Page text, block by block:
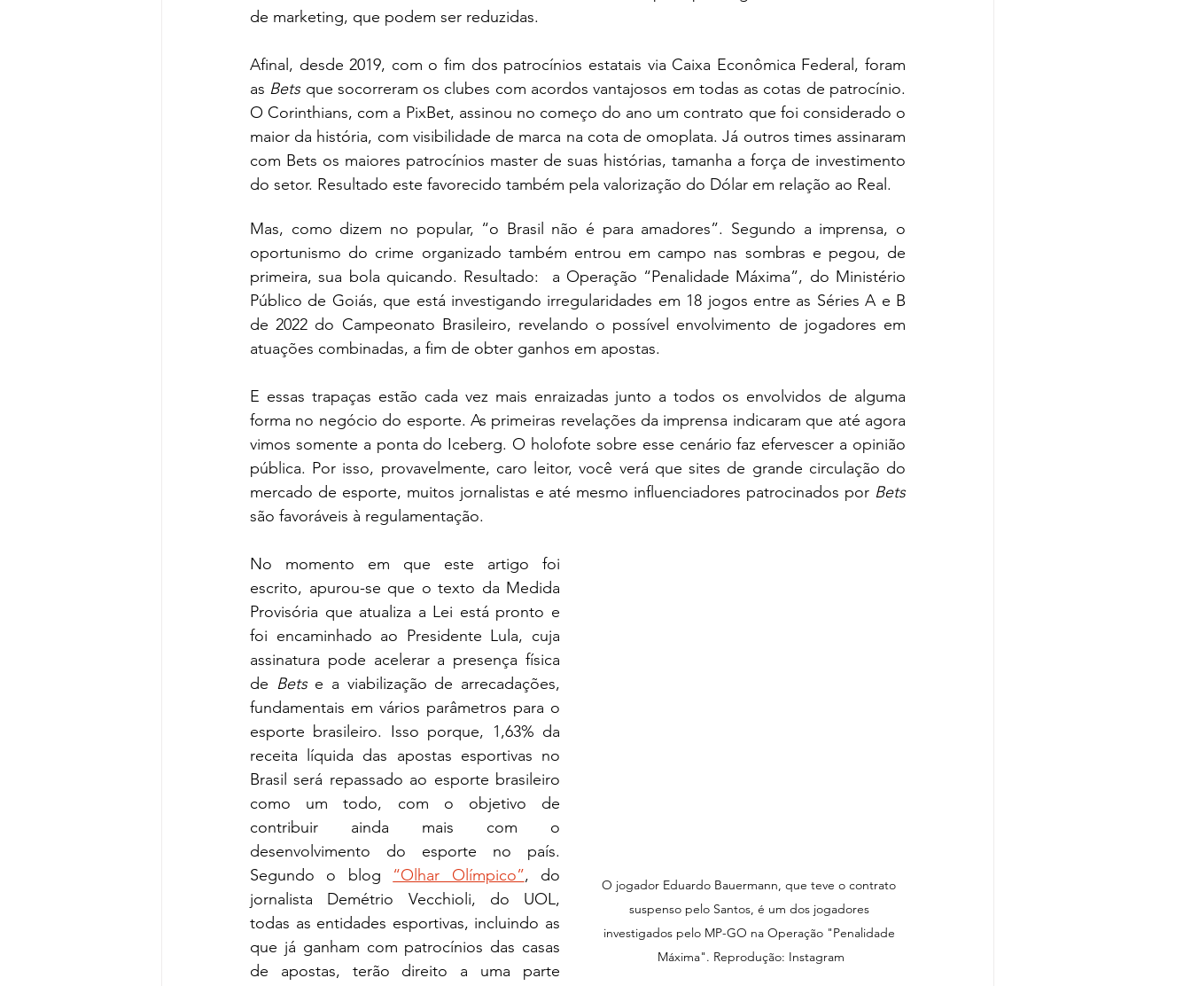
de marketing, que podem ser reduzidas.
Afinal, desde 2019, com o fim dos patrocínios estatais via Caixa Econômica Federal, foram
as Bets que socorreram os clubes com acordos vantajosos em todas as cotas de patrocínio.
O Corinthians, com a PixBet, assinou no começo do ano um contrato que foi considerado o
maior da história, com visibilidade de marca na cota de omoplata. Já outros times assinaram
com Bets os maiores patrocínios master de suas histórias, tamanha a força de investimento
do setor. Resultado este favorecido também pela valorização do Dólar em relação ao Real.
Mas, como dizem no popular, “o Brasil não é para amadores”. Segundo a imprensa, o
oportunismo do crime organizado também entrou em campo nas sombras e pegou, de
primeira, sua bola quicando. Resultado:  a Operação “Penalidade Máxima”, do Ministério
Público de Goiás, que está investigando irregularidades em 18 jogos entre as Séries A e B
de 2022 do Campeonato Brasileiro, revelando o possível envolvimento de jogadores em
atuações combinadas, a fim de obter ganhos em apostas.
E essas trapaças estão cada vez mais enraizadas junto a todos os envolvidos de alguma
forma no negócio do esporte. As primeiras revelações da imprensa indicaram que até agora
vimos somente a ponta do Iceberg. O holofote sobre esse cenário faz efervescer a opinião
pública. Por isso, provavelmente, caro leitor, você verá que sites de grande circulação do
mercado de esporte, muitos jornalistas e até mesmo influenciadores patrocinados por Bets
são favoráveis à regulamentação.
O jogador Eduardo Bauermann, que teve o contrato
suspenso pelo Santos, é um dos jogadores
investigados pelo MP-GO na Operação "Penalidade
Máxima". Reprodução: Instagram
No momento em que este artigo foi
escrito, apurou-se que o texto da Medida
Provisória que atualiza a Lei está pronto e
foi encaminhado ao Presidente Lula, cuja
assinatura pode acelerar a presença física
de Bets e a viabilização de arrecadações,
fundamentais em vários parâmetros para o
esporte brasileiro. Isso porque, 1,63% da
receita líquida das apostas esportivas no
Brasil será repassado ao esporte brasileiro
como um todo, com o objetivo de
contribuir ainda mais com o
desenvolvimento do esporte no país.
Segundo o blog “Olhar Olímpico”, do
jornalista Demétrio Vecchioli, do UOL,
todas as entidades esportivas, incluindo as
que já ganham com patrocínios das casas
de apostas, terão direito a uma parte